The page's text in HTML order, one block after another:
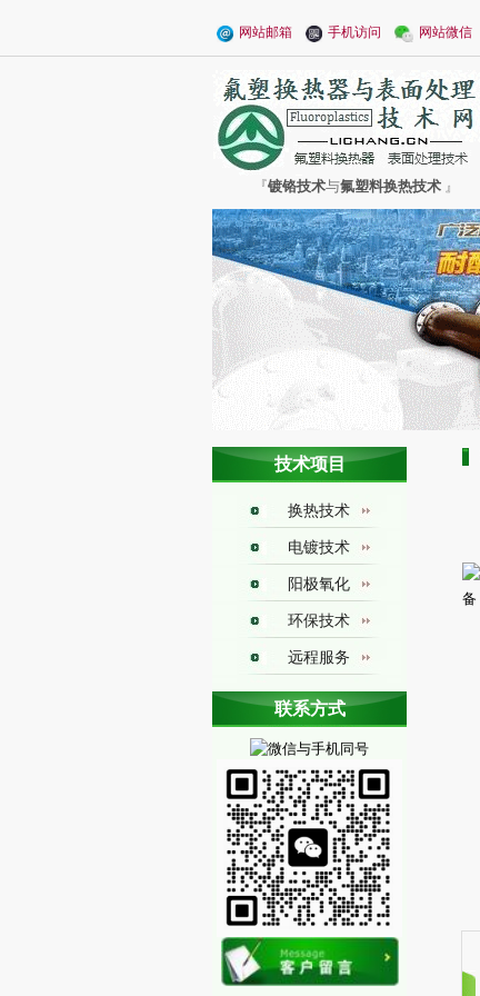
『镀铬技术与氟塑料换热技术 』
技术项目
换热技术
电镀技术
阳极氧化
环保技术
远程服务
换热图册
铁氟龙换热器焊接技术
聚四氟乙烯焊接技术
聚四氟乙烯换热器制造技术
聚四氟乙烯换热器焊接技术
联系方式
网站邮箱 手机访问 网站微信